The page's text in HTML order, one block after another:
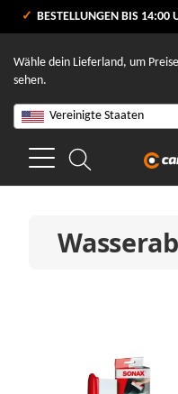
VERSANDKOSTENFREI AB
BESTELLUNGEN BIS 14:00 UHR
Wähle dein Lieferland, um
sehen.
Vereinigte Staaten